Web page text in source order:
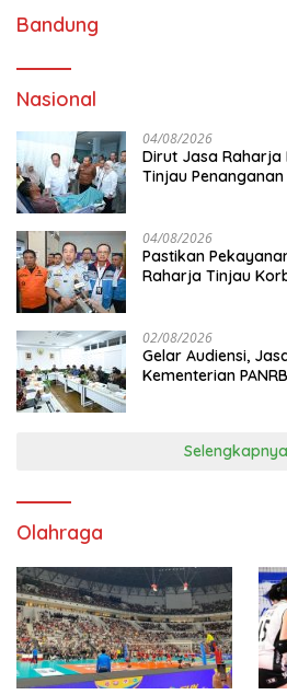
Bandung
Nasional
04/08/2026
Dirut Jasa Raharja
Tinjau
04/08/2026
Pastikan
Raharja Tinjau
02/08/2026
Gelar Audiensi,
Kementerian
Selengkapnya
Olahraga